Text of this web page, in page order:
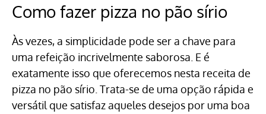
Como fazer pizza no pão sírio
Às vezes, a simplicidade pode ser a chave para
uma refeição incrivelmente saborosa. E é
exatamente isso que oferecemos nesta receita de
pizza no pão sírio. Trata-se de uma opção rápida e
versátil que satisfaz aqueles desejos por uma boa